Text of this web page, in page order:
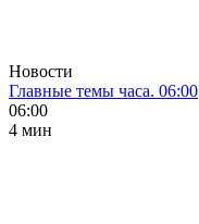
Новости
Главные темы часа. 06:00
06:00
4 мин